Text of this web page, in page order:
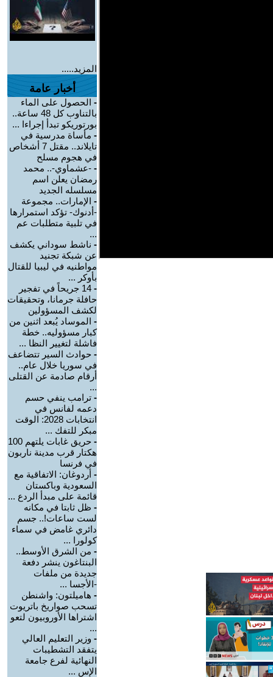
المزيد.....
أخبار عامة
- الحصول على الماء
بالتناوب كل 48 ساعة..
بورتوريكو تبدأ إجراءا ...
- مأساة مدرسية في
تايلاند.. مقتل 7 أشخاص
في هجوم مسلح
- -عشماوي-.. محمد
رمضان يعلن اسم
مسلسله الجديد
- الإمارات.. مجموعة
-أدنوك- تؤكد استمرارها
في تلبية متطلبات عم
...
- ناشط سوداني يكشف
عن شبكة تجنيد
مواطنيه في ليبيا للقتال
بأوكر ...
-
14 جريحاً في تفجير
حافلة جرمانا، وتحقيقات
لكشف المسؤولين
- الموساد يُبعد اثنين من
كبار مسؤوليه.. خطة
فاشلة لتغيير النظا ...
- حوادث السير تتضاعف
في سوريا خلال عام..
أرقام صادمة عن القتلى
...
- ترامب ينفي حسم
دعمه لفانس في
انتخابات 2028: الوقت
مبكر للتفك ...
-
حريق غابات يلتهم 100
هكتار قرب مدينة ناربون
في فرنسا
- أردوغان: الاتفاقية مع
السعودية وباكستان
قائمة على مبدأ الردع ...
- ظل ثابتا في مكانه
لست ساعات!.. جسم
دائري غامض في سماء
كولورا ...
- من الشرق الأوسط..
البنتاغون ينشر دفعة
جديدة من ملفات
-الأجسا ...
- هاميلتون: واشنطن
تسحب صواريخ باتريوت
اشتراها الأوروبيون لتعو
...
- وزير التعليم العالي
يتفقد التشطيبات
النهائية لفرع جامعة
الإس ...